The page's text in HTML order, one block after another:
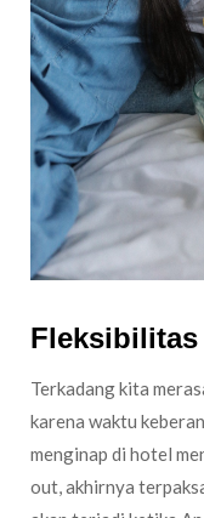
Fleksibilitas
Terkadang kita
karena waktu
menginap di hotel
out, akhirnya